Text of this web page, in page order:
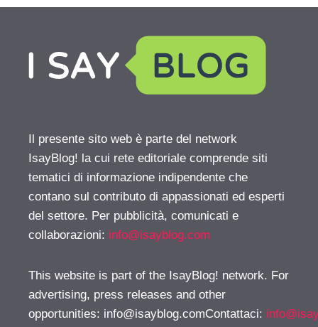
Il presente sito web è parte del network
IsayBlog! la cui rete editoriale comprende siti
tematici di informazione indipendente che
contano sul contributo di appassionati ed esperti
del settore. Per pubblicità, comunicati e
collaborazioni: info@isayblog.com
This website is part of the IsayBlog! network. For
advertising, press releases and other
opportunities: info@isayblog.comContattaci: